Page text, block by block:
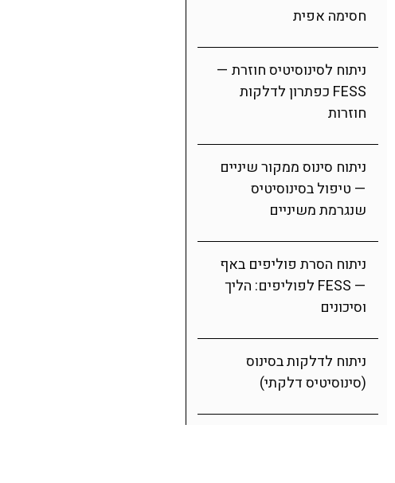
חסימה אפית
ניתוח לסינוסיטיס חוזרת —
FESS כפתרון לדלקות
חוזרות
ניתוח סינוס ממקור שיניים
— טיפול בסינוסיטיס
שנגרמת משיניים
ניתוח הסרת פוליפים באף
— FESS לפוליפים: הליך
וסיכונים
ניתוח לדלקות בסינוס
(סינוסיטיס דלקתי)